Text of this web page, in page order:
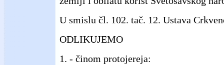
U smislu čl. 102. tač. 12. Ustava
ODLIKUJEMO
1. - činom protojereja: